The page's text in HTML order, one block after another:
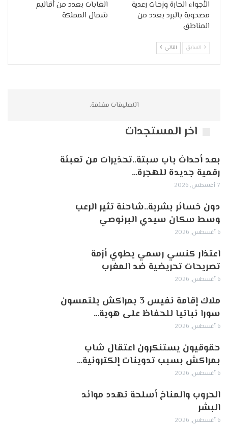
الأجواء الحارة وزخات رعدية
مصحوبة بالبرد بعدد من
المناطق
الغابات بعدد من أقاليم
شمال المملكة
السابق التالي
التعليقات مغلقة.
اخر المستجدات
بعد أحداث باب سبتة..تحذيرات من تعبئة
رقمية جديدة للهجرة…
7 أغسطس, 2026
دون خسائر بشرية..شاحنة تثير الرعب
وسط سكان سيدي البرنوصي
6 أغسطس, 2026
اعتذار كنسي رسمي يطوي أزمة
تصريحات تحريضية ضد المغرب
6 أغسطس, 2026
ملاك إقامة نفيس 3 بمراكش يلتمسون
سورا نباتيا للحفاظ على هوية…
6 أغسطس, 2026
حقوقيون يستنكرون اعتقال شاب
بمراكش بسبب تدوينات إلكترونية…
6 أغسطس, 2026
الحروب والمناخ أسلحة تهدد موائد
البشر
6 أغسطس, 2026